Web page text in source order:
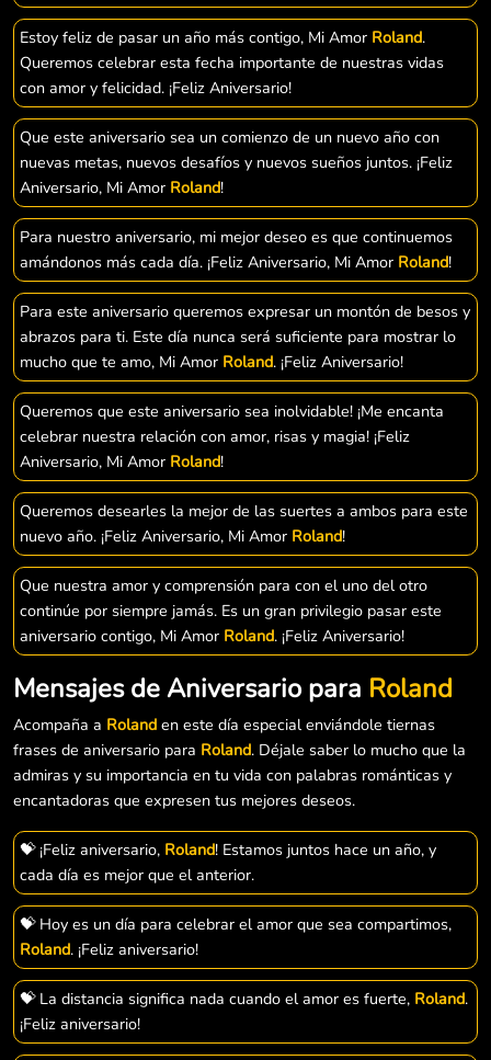
Estoy feliz de pasar un año más contigo, Mi Amor Roland.
Queremos celebrar esta fecha importante de nuestras vidas
con amor y felicidad. ¡Feliz Aniversario!
Que este aniversario sea un comienzo de un nuevo año con
nuevas metas, nuevos desafíos y nuevos sueños juntos. ¡Feliz
Aniversario, Mi Amor Roland!
Para nuestro aniversario, mi mejor deseo es que continuemos
amándonos más cada día. ¡Feliz Aniversario, Mi Amor Roland!
Para este aniversario queremos expresar un montón de besos y
abrazos para ti. Este día nunca será suficiente para mostrar lo
mucho que te amo, Mi Amor Roland. ¡Feliz Aniversario!
Queremos que este aniversario sea inolvidable! ¡Me encanta
celebrar nuestra relación con amor, risas y magia! ¡Feliz
Aniversario, Mi Amor Roland!
Queremos desearles la mejor de las suertes a ambos para este
nuevo año. ¡Feliz Aniversario, Mi Amor Roland!
Que nuestra amor y comprensión para con el uno del otro
continúe por siempre jamás. Es un gran privilegio pasar este
aniversario contigo, Mi Amor Roland. ¡Feliz Aniversario!
Mensajes de Aniversario para Roland
Acompaña a Roland en este día especial enviándole tiernas
frases de aniversario para Roland. Déjale saber lo mucho que la
admiras y su importancia en tu vida con palabras románticas y
encantadoras que expresen tus mejores deseos.
💝 ¡Feliz aniversario, Roland! Estamos juntos hace un año, y
cada día es mejor que el anterior.
💝 Hoy es un día para celebrar el amor que sea compartimos,
Roland. ¡Feliz aniversario!
💝 La distancia significa nada cuando el amor es fuerte, Roland.
¡Feliz aniversario!